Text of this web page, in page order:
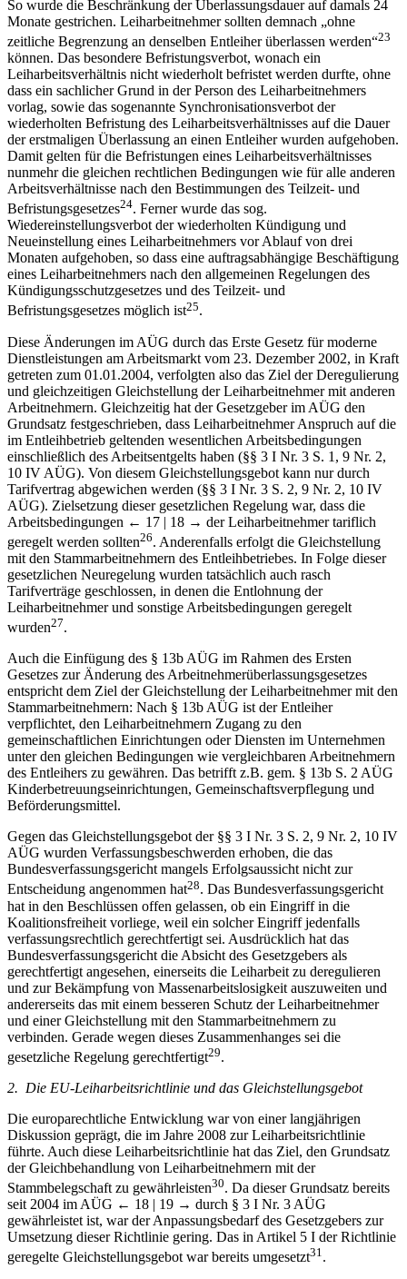
So wurde die Beschränkung der Überlassungsdauer auf damals 24
Monate gestrichen. Leiharbeitnehmer sollten demnach „ohne
zeitliche Begrenzung an denselben Entleiher überlassen werden“23
können. Das besondere Befristungsverbot, wonach ein
Leiharbeitsverhältnis nicht wiederholt befristet werden durfte, ohne
dass ein sachlicher Grund in der Person des Leiharbeitnehmers
vorlag, sowie das sogenannte Synchronisationsverbot der
wiederholten Befristung des Leiharbeitsverhältnisses auf die Dauer
der erstmaligen Überlassung an einen Entleiher wurden aufgehoben.
Damit gelten für die Befristungen eines Leiharbeitsverhältnisses
nunmehr die gleichen rechtlichen Bedingungen wie für alle anderen
Arbeitsverhältnisse nach den Bestimmungen des Teilzeit- und
Befristungsgesetzes24. Ferner wurde das sog.
Wiedereinstellungsverbot der wiederholten Kündigung und
Neueinstellung eines Leiharbeitnehmers vor Ablauf von drei
Monaten aufgehoben, so dass eine auftragsabhängige Beschäftigung
eines Leiharbeitnehmers nach den allgemeinen Regelungen des
Kündigungsschutzgesetzes und des Teilzeit- und
Befristungsgesetzes möglich ist25.
Diese Änderungen im AÜG durch das Erste Gesetz für moderne
Dienstleistungen am Arbeitsmarkt vom 23. Dezember 2002, in Kraft
getreten zum 01.01.2004, verfolgten also das Ziel der Deregulierung
und gleichzeitigen Gleichstellung der Leiharbeitnehmer mit anderen
Arbeitnehmern. Gleichzeitig hat der Gesetzgeber im AÜG den
Grundsatz festgeschrieben, dass Leiharbeitnehmer Anspruch auf die
im Entleihbetrieb geltenden wesentlichen Arbeitsbedingungen
einschließlich des Arbeitsentgelts haben (§§ 3 I Nr. 3 S. 1, 9 Nr. 2,
10 IV AÜG). Von diesem Gleichstellungsgebot kann nur durch
Tarifvertrag abgewichen werden (§§ 3 I Nr. 3 S. 2, 9 Nr. 2, 10 IV
AÜG). Zielsetzung dieser gesetzlichen Regelung war, dass die
Arbeitsbedingungen ← 17 | 18 → der Leiharbeitnehmer tariflich
geregelt werden sollten26. Anderenfalls erfolgt die Gleichstellung
mit den Stammarbeitnehmern des Entleihbetriebes. In Folge dieser
gesetzlichen Neuregelung wurden tatsächlich auch rasch
Tarifverträge geschlossen, in denen die Entlohnung der
Leiharbeitnehmer und sonstige Arbeitsbedingungen geregelt
wurden27.
Auch die Einfügung des § 13b AÜG im Rahmen des Ersten
Gesetzes zur Änderung des Arbeitnehmerüberlassungsgesetzes
entspricht dem Ziel der Gleichstellung der Leiharbeitnehmer mit den
Stammarbeitnehmern: Nach § 13b AÜG ist der Entleiher
verpflichtet, den Leiharbeitnehmern Zugang zu den
gemeinschaftlichen Einrichtungen oder Diensten im Unternehmen
unter den gleichen Bedingungen wie vergleichbaren Arbeitnehmern
des Entleihers zu gewähren. Das betrifft z.B. gem. § 13b S. 2 AÜG
Kinderbetreuungseinrichtungen, Gemeinschaftsverpflegung und
Beförderungsmittel.
Gegen das Gleichstellungsgebot der §§ 3 I Nr. 3 S. 2, 9 Nr. 2, 10 IV
AÜG wurden Verfassungsbeschwerden erhoben, die das
Bundesverfassungsgericht mangels Erfolgsaussicht nicht zur
Entscheidung angenommen hat28. Das Bundesverfassungsgericht
hat in den Beschlüssen offen gelassen, ob ein Eingriff in die
Koalitionsfreiheit vorliege, weil ein solcher Eingriff jedenfalls
verfassungsrechtlich gerechtfertigt sei. Ausdrücklich hat das
Bundesverfassungsgericht die Absicht des Gesetzgebers als
gerechtfertigt angesehen, einerseits die Leiharbeit zu deregulieren
und zur Bekämpfung von Massenarbeitslosigkeit auszuweiten und
andererseits das mit einem besseren Schutz der Leiharbeitnehmer
und einer Gleichstellung mit den Stammarbeitnehmern zu
verbinden. Gerade wegen dieses Zusammenhanges sei die
gesetzliche Regelung gerechtfertigt29.
2. Die EU-Leiharbeitsrichtlinie und das Gleichstellungsgebot
Die europarechtliche Entwicklung war von einer langjährigen
Diskussion geprägt, die im Jahre 2008 zur Leiharbeitsrichtlinie
führte. Auch diese Leiharbeitsrichtlinie hat das Ziel, den Grundsatz
der Gleichbehandlung von Leiharbeitnehmern mit der
Stammbelegschaft zu gewährleisten30. Da dieser Grundsatz bereits
seit 2004 im AÜG ← 18 | 19 → durch § 3 I Nr. 3 AÜG
gewährleistet ist, war der Anpassungsbedarf des Gesetzgebers zur
Umsetzung dieser Richtlinie gering. Das in Artikel 5 I der Richtlinie
geregelte Gleichstellungsgebot war bereits umgesetzt31.